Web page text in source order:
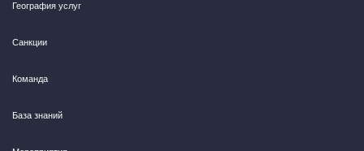
География услуг
Санкции
Команда
База знаний